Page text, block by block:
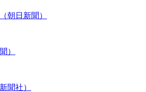
朝日新聞）
）
聞社）